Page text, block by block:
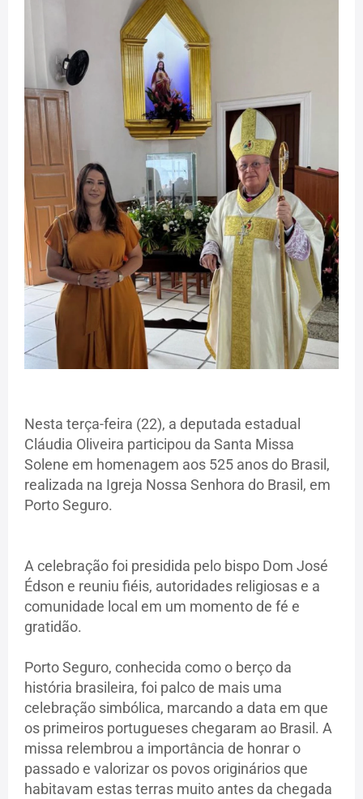
Nesta terça-feira (22), a deputada estadual
Cláudia Oliveira participou da Santa Missa
Solene em homenagem aos 525 anos do Brasil,
realizada na Igreja Nossa Senhora do Brasil, em
Porto Seguro.
A celebração foi presidida pelo bispo Dom José
Édson e reuniu fiéis, autoridades religiosas e a
comunidade local em um momento de fé e
gratidão.
Porto Seguro, conhecida como o berço da
história brasileira, foi palco de mais uma
celebração simbólica, marcando a data em que
os primeiros portugueses chegaram ao Brasil. A
missa relembrou a importância de honrar o
passado e valorizar os povos originários que
habitavam estas terras muito antes da chegada